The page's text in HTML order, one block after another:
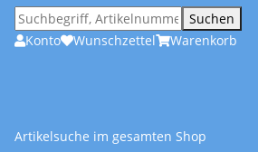
Suchen
Konto
Wunschzettel Warenkorb
Artikelsuche im gesamten Shop